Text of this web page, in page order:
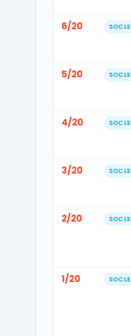
6/20 SOCLE
5/20 SOCLE
4/20 SOCLE
3/20 SOCLE
2/20 SOCLE
1/20 SOCLE